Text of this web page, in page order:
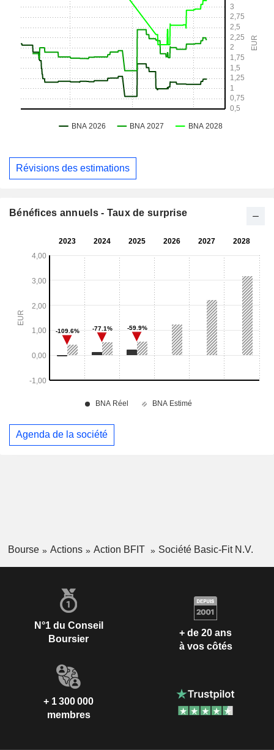
Révisions des estimations
Bénéfices annuels - Taux de surprise
Agenda de la société
Bourse Actions Action BFIT Société Basic-Fit N.V.
N°1 du Conseil
Boursier
+ de 20 ans
à vos côtés
+ 1 300 000
membres